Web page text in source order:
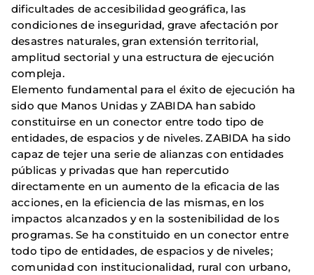
dificultades de accesibilidad geográfica, las
condiciones de inseguridad, grave afectación por
desastres naturales, gran extensión territorial,
amplitud sectorial y una estructura de ejecución
compleja.
Elemento fundamental para el éxito de ejecución ha
sido que Manos Unidas y ZABIDA han sabido
constituirse en un conector entre todo tipo de
entidades, de espacios y de niveles. ZABIDA ha sido
capaz de tejer una serie de alianzas con entidades
públicas y privadas que han repercutido
directamente en un aumento de la eficacia de las
acciones, en la eficiencia de las mismas, en los
impactos alcanzados y en la sostenibilidad de los
programas. Se ha constituido en un conector entre
todo tipo de entidades, de espacios y de niveles;
comunidad con institucionalidad, rural con urbano,